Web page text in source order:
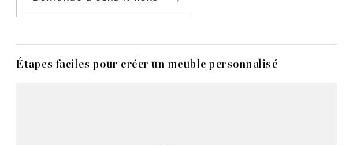
Étapes faciles pour créer un meuble personnalisé